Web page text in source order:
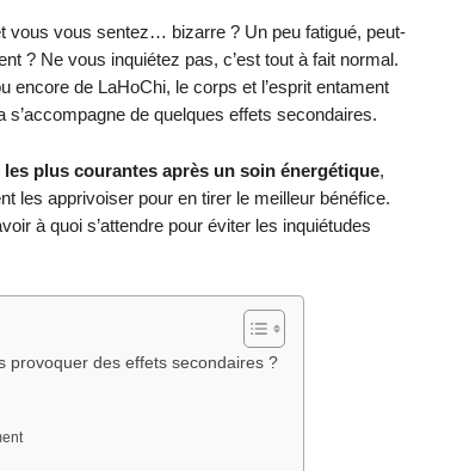
vous vous sentez… bizarre ? Un peu fatigué, peut-
? Ne vous inquiétez pas, c’est tout à fait normal.
de LaHoChi, le corps et l’esprit entament
de quelques effets secondaires.
plus courantes après un soin énergétique,
les apprivoiser pour en tirer le meilleur bénéfice.
à quoi s’attendre pour éviter les inquiétudes
provoquer des effets secondaires ?